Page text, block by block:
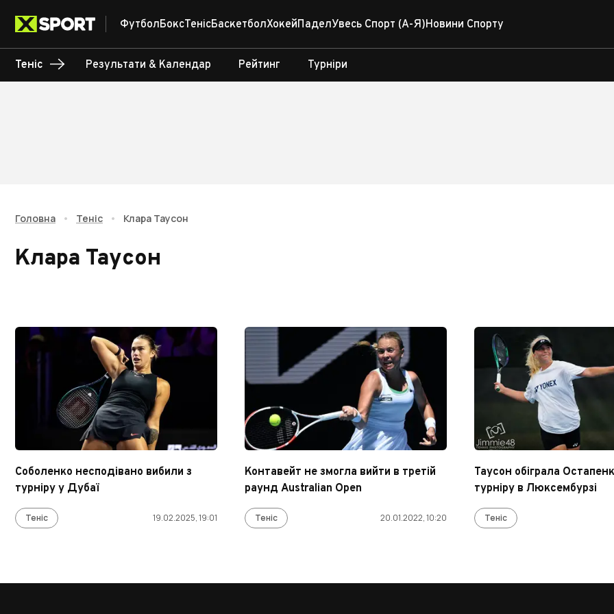
ФутболБоксТенісБаскетболХокейПаделУвесь Спорт (А-Я)Новини Спорту
Теніс Результати & Календар Рейтинг Турніри
Головна • Теніс • Клара Таусон
Клара Таусон
Соболенко несподівано вибили з
турніру у Дубаї
Теніс 19.02.2025, 19:01
Контавейт не змогла вийти в третій
раунд Australian Open
Теніс 20.01.2022, 10:20
Таусон обіграла
турніру в Люксембурзі
Теніс